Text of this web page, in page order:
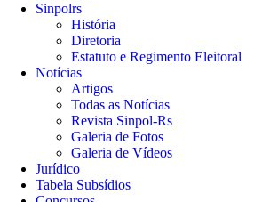
Sinpolrs
História
Diretoria
Estatuto e Regimento Eleitoral
Notícias
Artigos
Todas as Notícias
Revista Sinpol-Rs
Galeria de Fotos
Galeria de Vídeos
Jurídico
Tabela Subsídios